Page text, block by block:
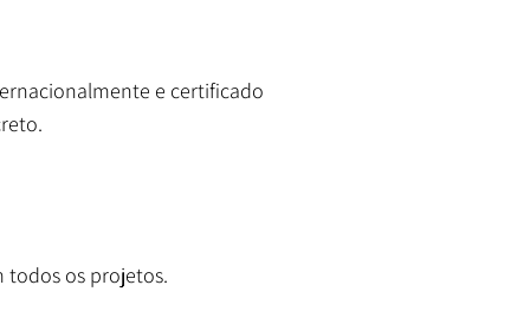
e certificado
todos os projetos.